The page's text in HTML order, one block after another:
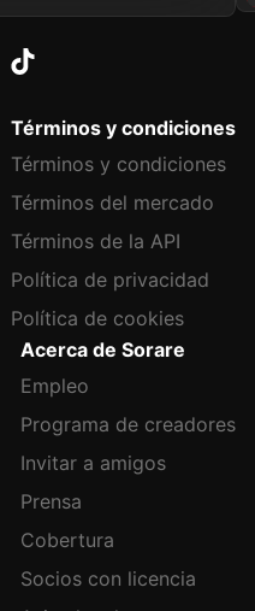
Términos y condiciones
Términos y condiciones
Términos del mercado
Términos de la API
Política de privacidad
Política de cookies
Acerca de Sorare
Empleo
Programa de creadores
Invitar a amigos
Prensa
Cobertura
Socios con licencia